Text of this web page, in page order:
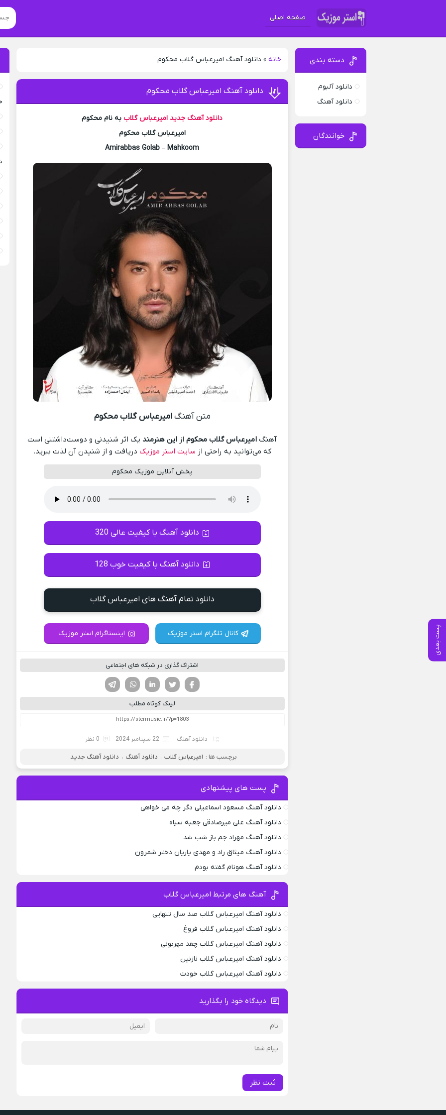
صفحه اصلی
خانه » دانلود آهنگ امیرعباس گلاب محکوم
پست بعدی
دانلود آهنگ امیرعباس گلاب محکوم
دانلود آهنگ جدید امیرعباس گلاببه نام محکوم
امیرعباس گلاب محکوم
Amirabbas Golab – Mahkoom
متن آهنگامیرعباس گلاب محکوم
آهنگ امیرعباس گلاب محکوماز این هنرمندیک اثر شنیدنی و دوست‌داشتنی است
که می‌توانید به راحتی از سایت استر موزیک دریافت و از شنیدن آن لذت ببرید.
پخش آنلاین موزیک محکوم
دانلود آهنگ با کیفیت عالی 320
دانلود آهنگ با کیفیت خوب 128
دانلود تمام آهنگ های امیرعباس گلاب
کانال تلگرام استر موزیک اینستاگرام استر موزیک
اشتراک گذاری در شبکه های اجتماعی
لینکدین تویتر
فیسوک
لینک کوتاه مطلب
دانلود آهنگ 22 سپتامبر 2024 0 نظر
برچسب ها : امیرعباس گلاب ، دانلود آهنگ ، دانلود آهنگ جدید
پست های پیشنهادی
دانلود آهنگ مسعود اسماعیلی دگر چه می خواهی
دانلود آهنگ علی میرصادقی جعبه سیاه
دانلود آهنگ مهراد جم باز شب شد
دانلود آهنگ میثاق راد و مهدی یاریان دختر شمرون
دانلود آهنگ هونام گفته بودم
آهنگ های مرتبط امیرعباس گلاب
دانلود آهنگ امیرعباس گلاب صد سال تنهایی
دانلود آهنگ امیرعباس گلاب فروغ
دانلود آهنگ امیرعباس گلاب چقد مهربونی
دانلود آهنگ امیرعباس گلاب نازنین
دانلود آهنگ امیرعباس گلاب خودت
دیدگاه خود را بگذارید
ثبت نظر
دسته بندی
دانلود آلبوم
دانلود آهنگ
خوانندگان